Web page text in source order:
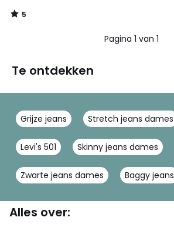
5
/
Pagina 1 van 1
Te ontdekken
Grijze jeans Stretch jeans dames
Levi's 501 Skinny jeans dames
Zwarte jeans dames Baggy jeans
Alles over: